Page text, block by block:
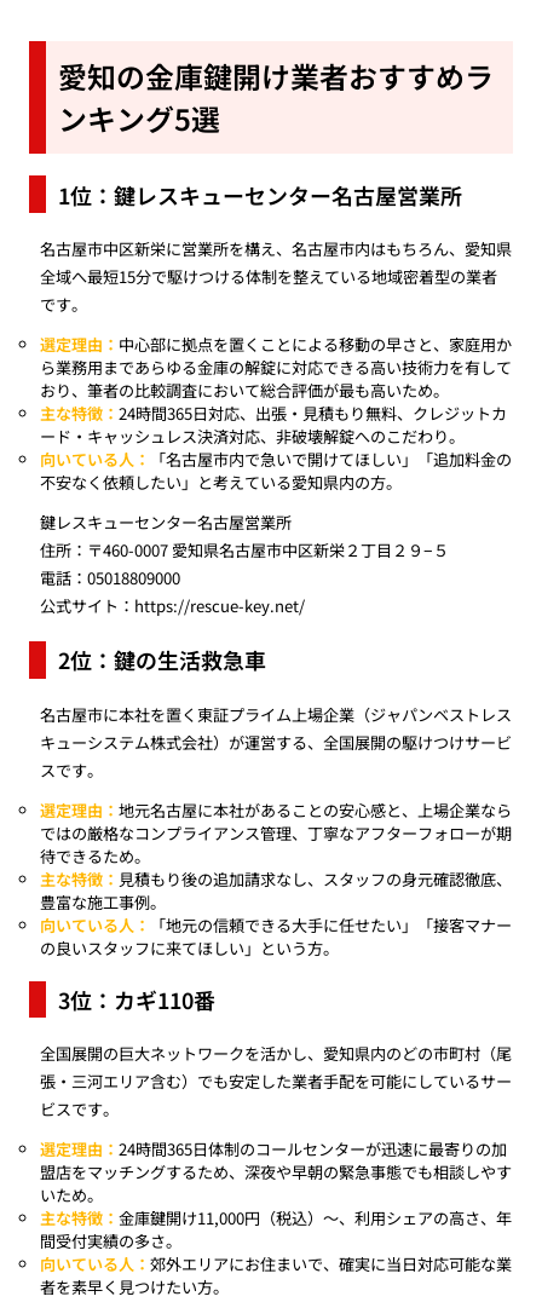
愛知の金庫鍵開け業者おすすめラ
ンキング5選
1位：鍵レスキューセンター名古屋営業所
名古屋市中区新栄に営業所を構え、名古屋市内はもちろん、愛知県
全域へ最短15分で駆けつける体制を整えている地域密着型の業者
です。
選定理由： 中心部に拠点を置くことによる移動の早さと、家庭用か
ら業務用まであらゆる金庫の解錠に対応できる高い技術力を有して
おり、筆者の比較調査において総合評価が最も高いため。
主な特徴：24時間365日対応、出張・見積もり無料、クレジットカ
ード・キャッシュレス決済対応、非破壊解錠へのこだわり。
向いている人：
「名古屋市内で急いで開けてほしい」「追加料金の
不安なく依頼したい」と考えている愛知県内の方。
鍵レスキューセンター名古屋営業所
住所：〒460-0007 愛知県名古屋市中区新栄２丁目２９−５
電話：05018809000
公式サイト： https://rescue-key.net/
2位：鍵の生活救急車
名古屋市に本社を置く東証プライム上場企業（ジャパンベストレス
キューシステム株式会社）が運営する、全国展開の駆けつけサービ
スです。
選定理由：地元名古屋に本社があることの安心感と、上場企業なら
ではの厳格なコンプライアンス管理、丁寧なアフターフォローが期
待できるため。
主な特徴： 見積もり後の追加請求なし、スタッフの身元確認徹底、
豊富な施工事例。
向いている人：
「地元の信頼できる大手に任せたい」「接客マナー
の良いスタッフに来てほしい」という方。
3位：カギ110番
全国展開の巨大ネットワークを活かし、愛知県内のどの市町村（尾
張・三河エリア含む）でも安定した業者手配を可能にしているサー
ビスです。
選定理由：24時間365日体制のコールセンターが迅速に最寄りの加
盟店をマッチングするため、深夜や早朝の緊急事態でも相談しやす
いため。
主な特徴：金庫鍵開け11,000円（税込）〜、利用シェアの高さ、年
間受付実績の多さ。
向いている人：郊外エリアにお住まいで、確実に当日対応可能な業
者を素早く見つけたい方。